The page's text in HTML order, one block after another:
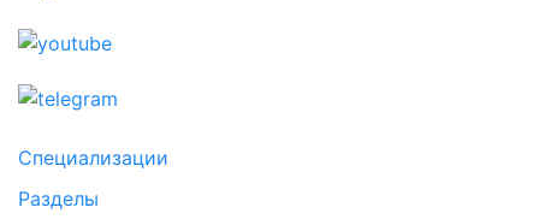
Специализации
Разделы